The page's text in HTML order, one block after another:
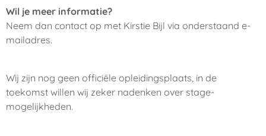
Wil je meer informatie?
Neem dan contact op met Kirstie Bijl via onderstaand e-
mailadres.
Wij zijn nog geen officiële opleidingsplaats, in de
toekomst willen wij zeker nadenken over stage-
mogelijkheden.